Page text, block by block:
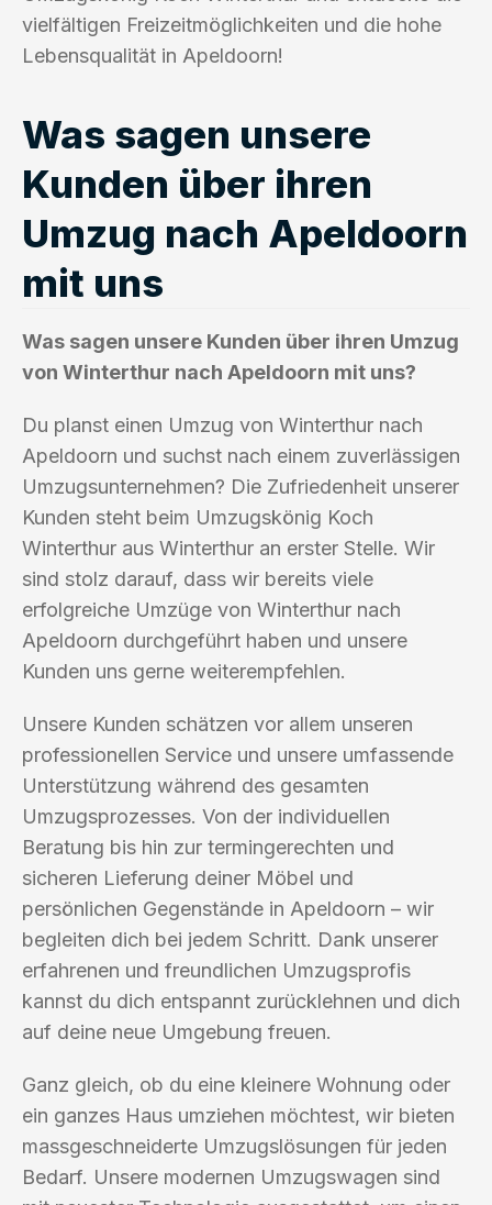
vielfältigen Freizeitmöglichkeiten und die hohe
Lebensqualität in Apeldoorn!
Was sagen unsere
Kunden über ihren
Umzug nach Apeldoorn
mit uns
Was sagen unsere Kunden über ihren Umzug
von Winterthur nach Apeldoorn mit uns?
Du planst einen Umzug von Winterthur nach
Apeldoorn und suchst nach einem zuverlässigen
Umzugsunternehmen? Die Zufriedenheit unserer
Kunden steht beim Umzugskönig Koch
Winterthur aus Winterthur an erster Stelle. Wir
sind stolz darauf, dass wir bereits viele
erfolgreiche Umzüge von Winterthur nach
Apeldoorn durchgeführt haben und unsere
Kunden uns gerne weiterempfehlen.
Unsere Kunden schätzen vor allem unseren
professionellen Service und unsere umfassende
Unterstützung während des gesamten
Umzugsprozesses. Von der individuellen
Beratung bis hin zur termingerechten und
sicheren Lieferung deiner Möbel und
persönlichen Gegenstände in Apeldoorn – wir
begleiten dich bei jedem Schritt. Dank unserer
erfahrenen und freundlichen Umzugsprofis
kannst du dich entspannt zurücklehnen und dich
auf deine neue Umgebung freuen.
Ganz gleich, ob du eine kleinere Wohnung oder
ein ganzes Haus umziehen möchtest, wir bieten
massgeschneiderte Umzugslösungen für jeden
Bedarf. Unsere modernen Umzugswagen sind